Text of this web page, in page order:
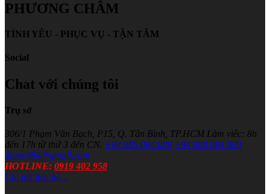
PHƯƠNG CHÂM
TÌNH YÊU - PHỤC VỤ - TẬN TÂM
Social
Chat với chúng tôi
Trụ sở
306/1 Phạm Văn Bạch, P15, Q. Tân Bình, TP.HCM Làm viêc: 8h
đến 17h từ thứ 3 đến CN. +84 985 084 089 +84 888 084 089
diaoc084@gmail.com
HOTLINE: 0919 402 958
Chi tiết liên hệ...